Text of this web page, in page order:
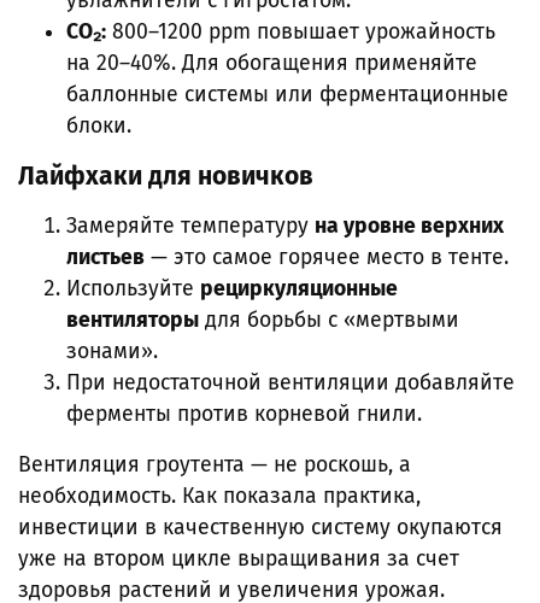
CO₂: 800–1200 ppm повышает урожайность
на 20–40%. Для обогащения применяйте
баллонные системы или ферментационные
блоки.
Лайфхаки для новичков
Замеряйте температуру на уровне верхних
листьев — это самое горячее место в тенте.
Используйте рециркуляционные
вентиляторы для борьбы с «мертвыми
зонами».
При недостаточной вентиляции добавляйте
ферменты против корневой гнили.
Вентиляция гроутента — не роскошь, а
необходимость. Как показала практика,
инвестиции в качественную систему окупаются
уже на втором цикле выращивания за счет
здоровья растений и увеличения урожая.